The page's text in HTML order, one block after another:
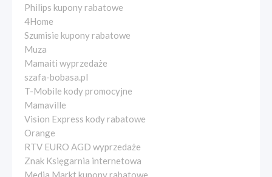
Philips kupony rabatowe
4Home
Szumisie kupony rabatowe
Muza
Mamaiti wyprzedaże
szafa-bobasa.pl
T-Mobile kody promocyjne
Mamaville
Vision Express kody rabatowe
Orange
RTV EURO AGD wyprzedaże
Znak Księgarnia internetowa
Media Markt kupony rabatowe